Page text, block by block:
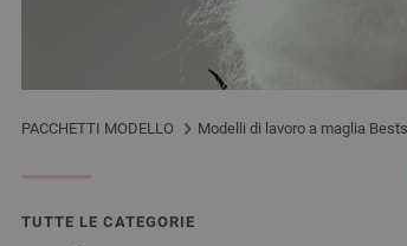
PACCHETTI MODELLO Modelli di lavoro a maglia
TUTTE LE CATEGORIE